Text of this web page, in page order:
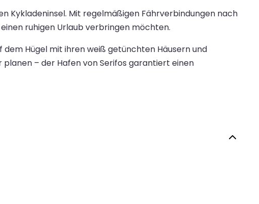
Kykladeninsel. Mit regelmäßigen Fährverbindungen nach
ruhigen Urlaub verbringen möchten.
Hügel mit ihren weiß getünchten Häusern und
– der Hafen von Serifos garantiert einen